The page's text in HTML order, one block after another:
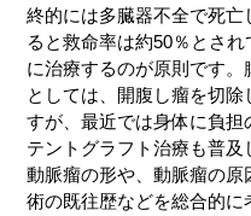
終的には多臓器不全で死
ると救命率は約50％とさ
に治療するのが原則です
としては、開腹し瘤を切
すが、最近では身体に負
テントグラフト治療も普及
動脈瘤の形や、動脈瘤の
術の既往歴などを総合的